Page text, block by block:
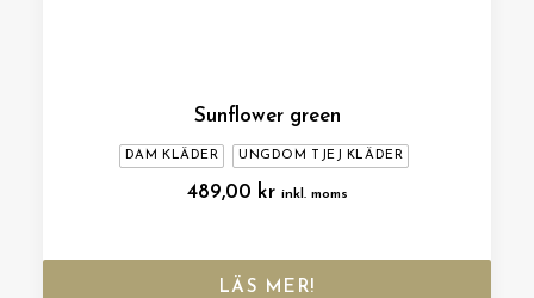
Sunflower green
DAM KLÄDER UNGDOM TJEJ KLÄDER
489,00 kr inkl. moms
LÄS MER!